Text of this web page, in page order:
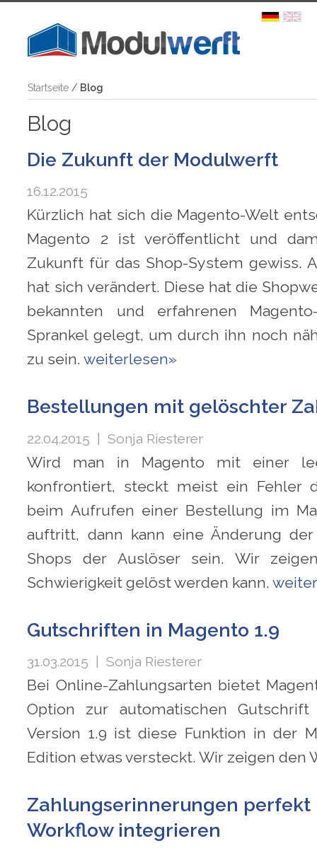
Startseite / Blog
Blog
Die Zukunft der Modulwerft
16.12.2015
Kürzlich hat sich die Magento-Welt
Magento 2 ist veröffentlicht und
Zukunft für das Shop-System gewiss.
hat sich verändert. Diese hat die
bekannten und erfahrenen
Sprankel gelegt, um durch ihn noch
zu sein.weiterlesen»
Bestellungen mit gelöschter
22.04.2015 | Sonja Riesterer
Wird man in Magento mit einer
konfrontiert, steckt meist ein Fehler
beim Aufrufen einer Bestellung im
auftritt, dann kann eine Änderung
Shops der Auslöser sein. Wir
Schwierigkeit gelöst werden kann.
Gutschriften in Magento 1.9
31.03.2015 | Sonja Riesterer
Bei Online-Zahlungsarten bietet
Option zur automatischen
Version 1.9 ist diese Funktion in der
Edition etwas versteckt. Wir zeigen den
Zahlungserinnerungen perfekt
Workflow integrieren